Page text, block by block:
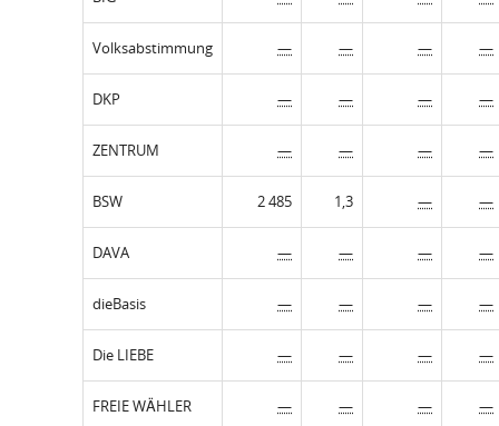
Volksabstimmung — — — —
DKP — — — —
ZENTRUM — — — —
BSW 2 485 1,3 — —
DAVA — — — —
dieBasis — — — —
Die LIEBE — — — —
FREIE WÄHLER — — — —